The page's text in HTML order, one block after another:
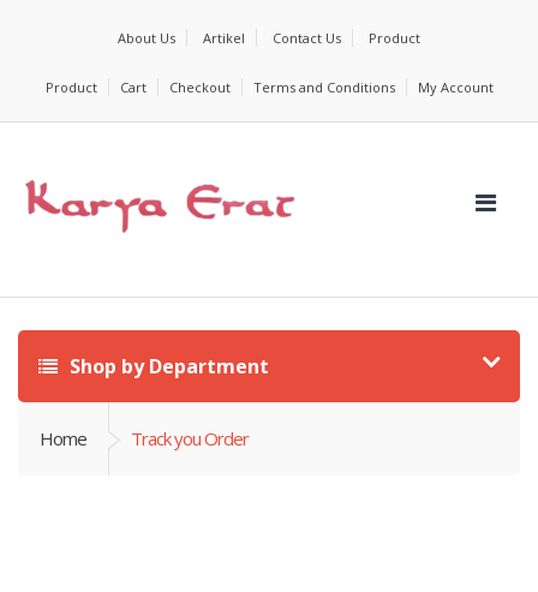
About Us Artikel Contact Us Product
Product Cart Checkout Terms and Conditions My Account
Shop by Department
Home Track you Order